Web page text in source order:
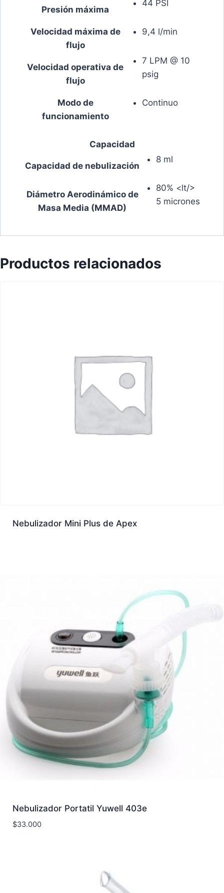
Presión máxima
44 PSI
Velocidad máxima de
flujo
9,4 l/min
Velocidad operativa de
flujo
7 LPM @ 10
psig
Modo de
funcionamiento
Continuo
Capacidad
Capacidad de nebulización
8 ml
Diámetro Aerodinámico de
Masa Media (MMAD)
80% <lt/>
5 micrones
Productos relacionados
Nebulizador Mini Plus de Apex
Nebulizador Portatil Yuwell 403e
$33.000